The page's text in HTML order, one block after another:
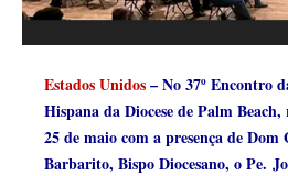
Estados Unidos– No 37º Encontro
Hispana da Diocese de Palm
25 de maio com a presença de
Barbarito, Bispo Diocesano, o Pe.